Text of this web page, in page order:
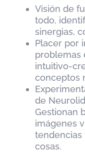
Visión de
todo,
sinergias,
Placer por
problemas
intuitivo-
conceptos
de
Gestionan
imágenes
tendencias
cosas.